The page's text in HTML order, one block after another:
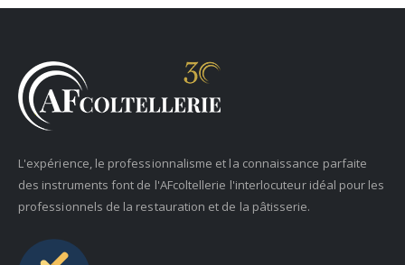
L'expérience, le professionnalisme et la connaissance parfaite
des instruments font de l'AFcoltellerie l'interlocuteur idéal pour les
professionnels de la restauration et de la pâtisserie.